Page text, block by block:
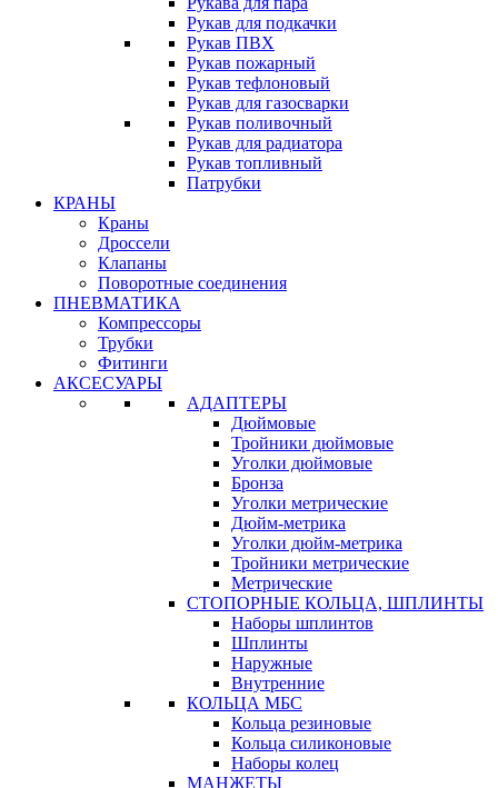
Рукав для подкачки
Рукав ПВХ
Рукав пожарный
Рукав тефлоновый
Рукав для газосварки
Рукав поливочный
Рукав для радиатора
Рукав топливный
Патрубки
КРАНЫ
Краны
Дроссели
Клапаны
Поворотные соединения
ПНЕВМАТИКА
Компрессоры
Трубки
Фитинги
АКСЕСУАРЫ
АДАПТЕРЫ
Дюймовые
Тройники дюймовые
Уголки дюймовые
Бронза
Уголки метрические
Дюйм-метрика
Уголки дюйм-метрика
Тройники метрические
Метрические
СТОПОРНЫЕ КОЛЬЦА, ШПЛИНТЫ
Наборы шплинтов
Шплинты
Наружные
Внутренние
КОЛЬЦА МБС
Кольца резиновые
Кольца силиконовые
Наборы колец
МАНЖЕТЫ